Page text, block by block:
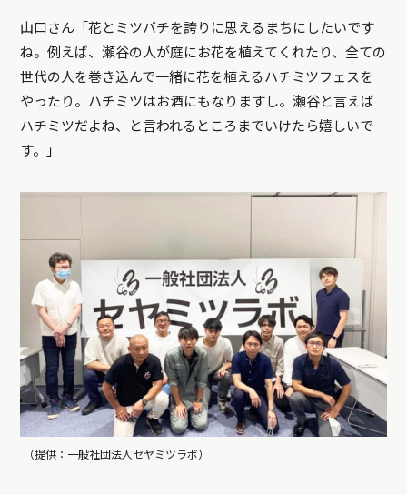
山口さん「花とミツバチを誇りに思えるまちにしたいです
ね。例えば、瀬谷の人が庭にお花を植えてくれたり、全ての
世代の人を巻き込んで一緒に花を植えるハチミツフェスを
やったり。ハチミツはお酒にもなりますし。瀬谷と言えば
ハチミツだよね、と言われるところまでいけたら嬉しいで
す。」
（提供：一般社団法人セヤミツラボ）